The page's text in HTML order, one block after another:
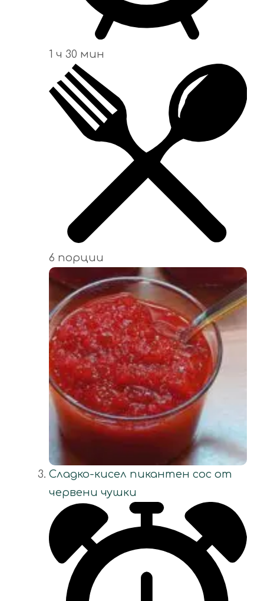
1 ч 30 мин
6 порции
Сладко-кисел пикантен сос от
червени чушки